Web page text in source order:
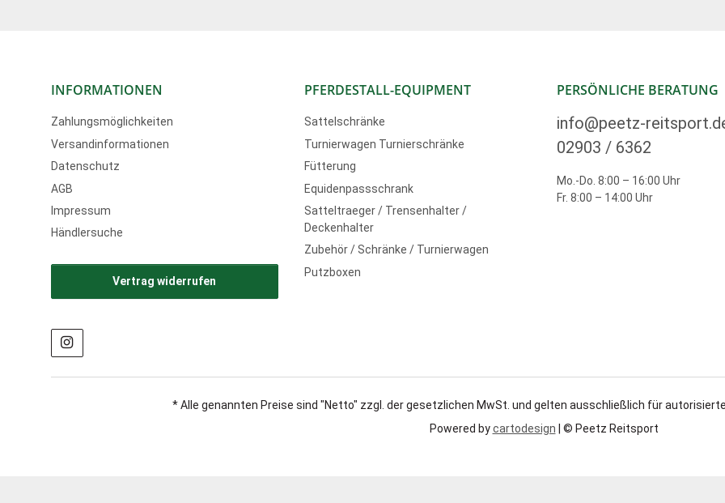
INFORMATIONEN
Zahlungsmöglichkeiten
Versandinformationen
Datenschutz
AGB
Impressum
Händlersuche
Vertrag widerrufen
PFERDESTALL-EQUIPMENT
Sattelschränke
Turnierwagen Turnierschränke
Fütterung
Equidenpassschrank
Satteltraeger / Trensenhalter /
Deckenhalter
Zubehör / Schränke / Turnierwagen
Putzboxen
PERSÖNLICHE BERATUNG
info@peetz-
02903 / 6362
Mo.-Do. 8:00 – 16:00 Uhr
Fr. 8:00 – 14:00 Uhr
* Alle genannten Preise sind "Netto" zzgl. der gesetzlichen MwSt. und gelten ausschließlich für autorisierte
Powered bycartodesign | © Peetz Reitsport